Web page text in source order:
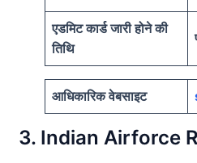
एडमिट कार्ड जारी होने की
तिथि
आधिकारिक वेबसाइट
3. Indian Airforce